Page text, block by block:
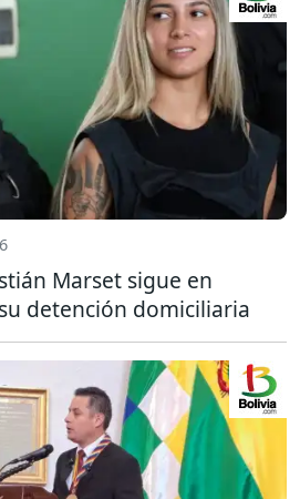
Marset sigue en
detención domiciliaria